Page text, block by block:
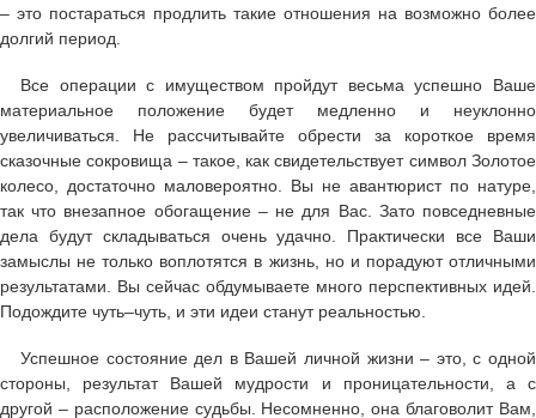
– это постараться продлить такие отношения на возможно более
долгий период.
Все операции с имуществом пройдут весьма успешно Ваше
материальное положение будет медленно и неуклонно
увеличиваться. Не рассчитывайте обрести за короткое время
сказочные сокровища – такое, как свидетельствует символ Золотое
колесо, достаточно маловероятно. Вы не авантюрист по натуре,
так что внезапное обогащение – не для Вас. Зато повседневные
дела будут складываться очень удачно. Практически все Ваши
замыслы не только воплотятся в жизнь, но и порадуют отличными
результатами. Вы сейчас обдумываете много перспективных идей.
Подождите чуть–чуть, и эти идеи станут реальностью.
Успешное состояние дел в Вашей личной жизни – это, с одной
стороны, результат Вашей мудрости и проницательности, а с
другой – расположение судьбы. Несомненно, она благоволит Вам,